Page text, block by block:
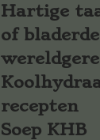
Hartige
of
recepten
Soep KHB